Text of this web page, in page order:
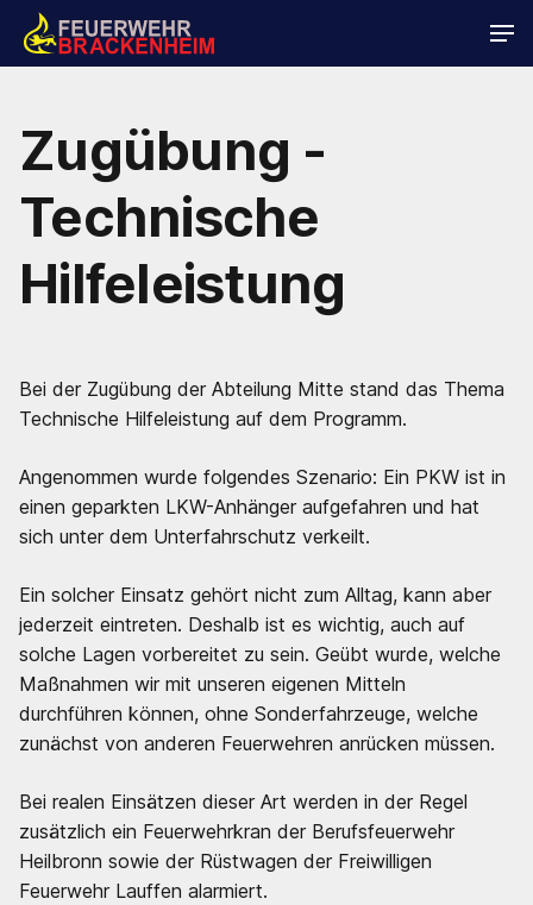
Zugübung -
Technische
Hilfeleistung
Bei der Zugübung der Abteilung Mitte stand das Thema
Technische Hilfeleistung auf dem Programm.
Angenommen wurde folgendes Szenario: Ein PKW ist in
einen geparkten LKW-Anhänger aufgefahren und hat
sich unter dem Unterfahrschutz verkeilt.
Ein solcher Einsatz gehört nicht zum Alltag, kann aber
jederzeit eintreten. Deshalb ist es wichtig, auch auf
solche Lagen vorbereitet zu sein. Geübt wurde, welche
Maßnahmen wir mit unseren eigenen Mitteln
durchführen können, ohne Sonderfahrzeuge, welche
zunächst von anderen Feuerwehren anrücken müssen.
Bei realen Einsätzen dieser Art werden in der Regel
zusätzlich ein Feuerwehrkran der Berufsfeuerwehr
Heilbronn sowie der Rüstwagen der Freiwilligen
Feuerwehr Lauffen alarmiert.